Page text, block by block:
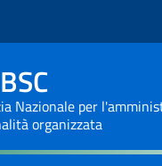
Nazionale per
organizzata